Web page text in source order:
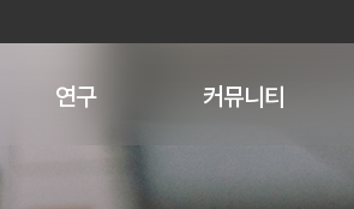
연구 커뮤니티